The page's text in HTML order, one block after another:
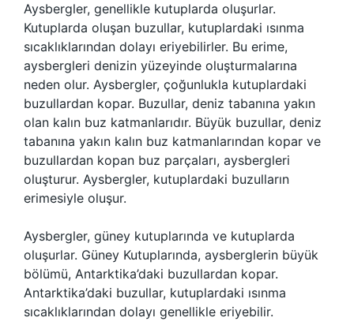
Aysbergler, genellikle kutuplarda oluşurlar.
Kutuplarda oluşan buzullar, kutuplardaki ısınma
sıcaklıklarından dolayı eriyebilirler. Bu erime,
aysbergleri denizin yüzeyinde oluşturmalarına
neden olur. Aysbergler, çoğunlukla kutuplardaki
buzullardan kopar. Buzullar, deniz tabanına yakın
olan kalın buz katmanlarıdır. Büyük buzullar, deniz
tabanına yakın kalın buz katmanlarından kopar ve
buzullardan kopan buz parçaları, aysbergleri
oluşturur. Aysbergler, kutuplardaki buzulların
erimesiyle oluşur.
Aysbergler, güney kutuplarında ve kutuplarda
oluşurlar. Güney Kutuplarında, aysberglerin büyük
bölümü, Antarktika’daki buzullardan kopar.
Antarktika’daki buzullar, kutuplardaki ısınma
sıcaklıklarından dolayı genellikle eriyebilir.